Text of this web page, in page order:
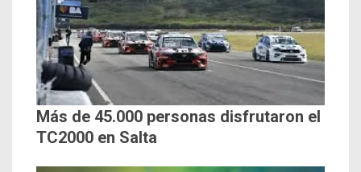
Más de 45.000 personas disfrutaron el
TC2000 en Salta